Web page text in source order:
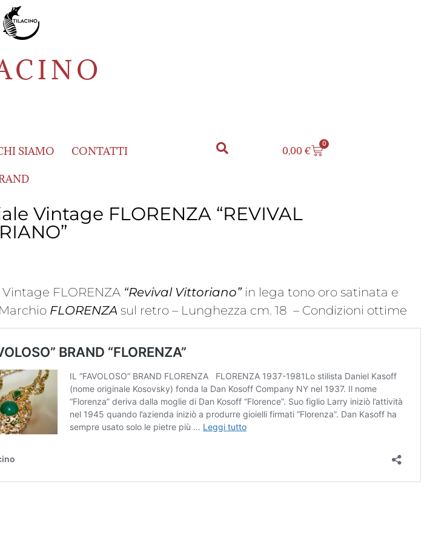
SIAMO CONTATTI 0,00€
0
Vintage FLORENZA “REVIVAL
FLORENZA “Revival Vittoriano”in lega tono oro satinata e
FLORENZA sul retro – Lunghezza cm. 18 – Condizioni ottime